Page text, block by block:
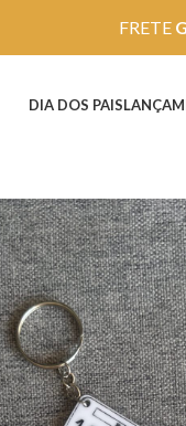
DIA DOS PAIS
FRETE